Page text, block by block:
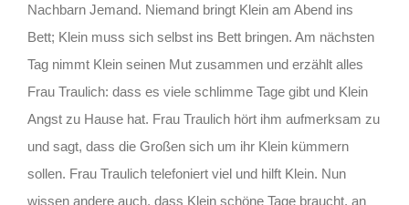
Nachbarn Jemand. Niemand bringt Klein am Abend ins
Bett; Klein muss sich selbst ins Bett bringen. Am nächsten
Tag nimmt Klein seinen Mut zusammen und erzählt alles
Frau Traulich: dass es viele schlimme Tage gibt und Klein
Angst zu Hause hat. Frau Traulich hört ihm aufmerksam zu
und sagt, dass die Großen sich um ihr Klein kümmern
sollen. Frau Traulich telefoniert viel und hilft Klein. Nun
wissen andere auch, dass Klein schöne Tage braucht, an